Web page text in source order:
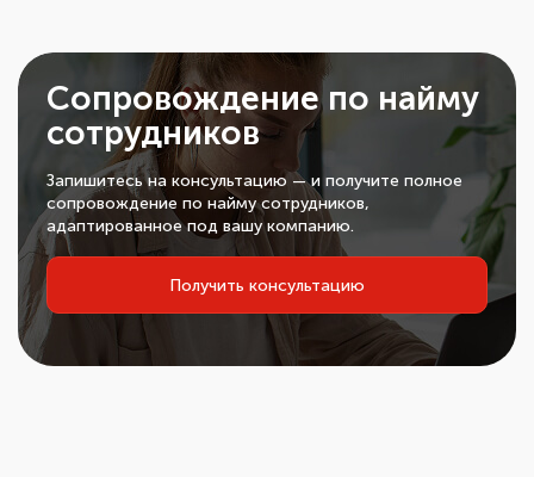
Сопровождение по найму
сотрудников
Запишитесь на консультацию — и получите полное
сопровождение по найму сотрудников,
адаптированное под вашу компанию.
Получить консультацию